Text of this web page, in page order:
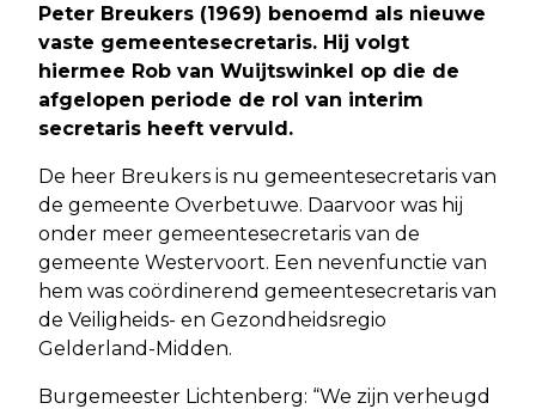
Peter Breukers (1969) benoemd als nieuwe
vaste gemeentesecretaris. Hij volgt
hiermee Rob van Wuijtswinkel op die de
afgelopen periode de rol van interim
secretaris heeft vervuld.
De heer Breukers is nu gemeentesecretaris van
de gemeente Overbetuwe. Daarvoor was hij
onder meer gemeentesecretaris van de
gemeente Westervoort. Een nevenfunctie van
hem was coördinerend gemeentesecretaris van
de Veiligheids- en Gezondheidsregio
Gelderland-Midden.
Burgemeester Lichtenberg: “We zijn verheugd